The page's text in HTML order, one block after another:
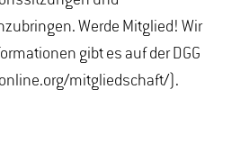
Werde Mitglied! Wir
gibt es auf der DGG
mitgliedschaft/).